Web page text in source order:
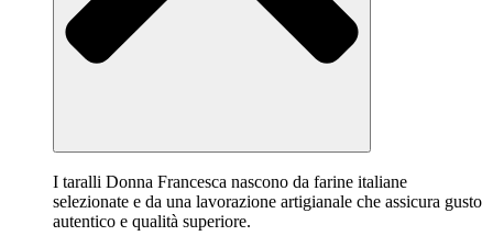
I taralli Donna Francesca nascono da farine italiane
selezionate e da una lavorazione artigianale che assicura gusto
autentico e qualità superiore.